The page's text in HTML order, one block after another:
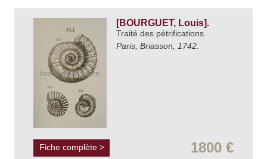
[BOURGUET, Louis].
Traité des pétrifications.
Paris, Briasson, 1742.
Fiche complète > 1800 €